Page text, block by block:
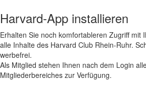
Harvard-App installieren
Erhalten Sie noch komfortableren Zugriff mit
alle Inhalte des Harvard Club Rhein-Ruhr.
werbefrei.
Als Mitglied stehen Ihnen nach dem Login
Mitgliederbereiches zur Verfügung.